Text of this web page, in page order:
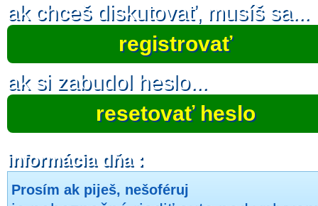
ak chceš diskutovať, musíš sa...
registrovať
ak si zabudol heslo...
resetovať heslo
informácia dňa :
Prosím ak piješ, nešoféruj